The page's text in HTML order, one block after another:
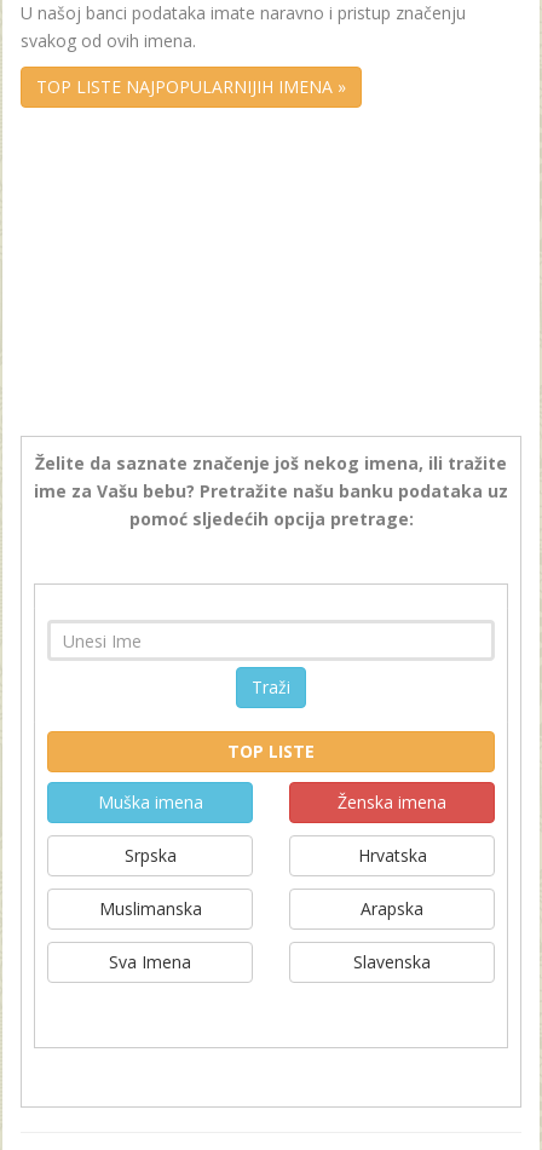
U našoj banci podataka imate naravno i pristup značenju
svakog od ovih imena.
TOP LISTE NAJPOPULARNIJIH IMENA »
Želite da saznate značenje još nekog imena, ili tražite
ime za Vašu bebu? Pretražite našu banku podataka uz
pomoć sljedećih opcija pretrage:
Traži
TOP LISTE
Muška imena Ženska imena
Srpska Hrvatska
Muslimanska Arapska
Sva Imena Slavenska